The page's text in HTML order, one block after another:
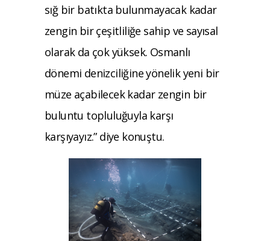
sığ bir batıkta bulunmayacak kadar
zengin bir çeşitliliğe sahip ve sayısal
olarak da çok yüksek. Osmanlı
dönemi denizciliğine yönelik yeni bir
müze açabilecek kadar zengin bir
buluntu topluluğuyla karşı
karşıyayız.” diye konuştu.